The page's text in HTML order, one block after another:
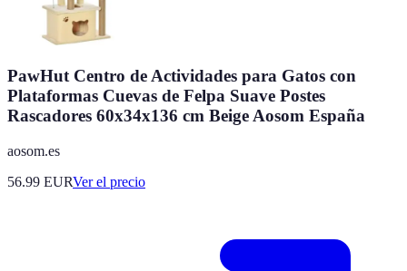
PawHut Centro de Actividades para Gatos con
Plataformas Cuevas de Felpa Suave Postes
Rascadores 60x34x136 cm Beige Aosom España
aosom.es
56.99 EURVer el precio